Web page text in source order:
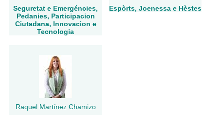
Seguretat e Emergéncies,
Pedanies, Participacion
Ciutadana, Innovacion e
Tecnologia
Espòrts, Joenessa e Hèstes
Raquel Martínez Chamizo